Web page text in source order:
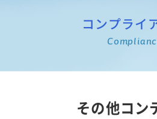
コンプライ
その他コン